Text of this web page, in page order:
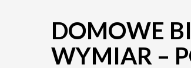
DOMOWE
WYMIAR –